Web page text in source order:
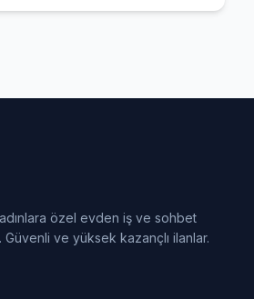
özel evden iş ve sohbet
ve yüksek kazançlı ilanlar.